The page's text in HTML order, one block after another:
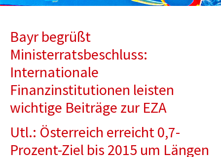
Bayr begrüßt
Ministerratsbeschluss:
Internationale
Finanzinstitutionen leisten
wichtige Beiträge zur EZA
Utl.: Österreich erreicht 0,7-
Prozent-Ziel bis 2015 um Längen